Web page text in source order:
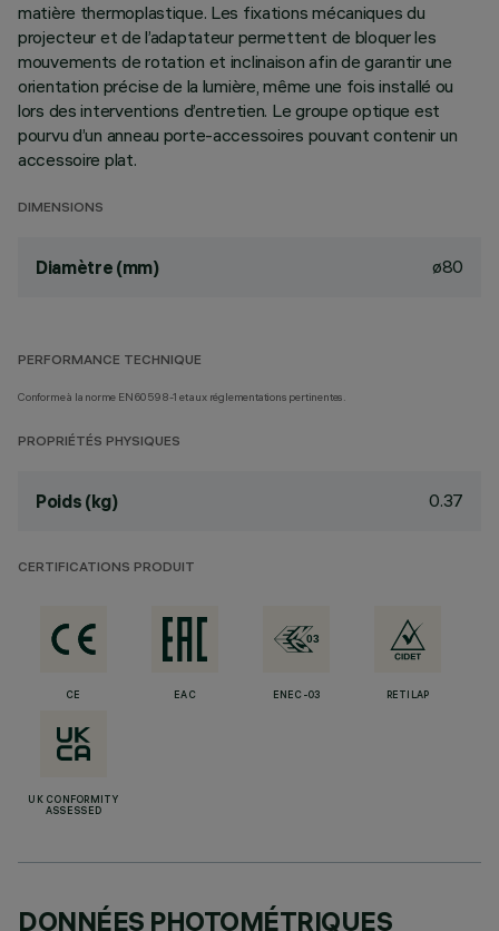
matière thermoplastique. Les fixations mécaniques du
projecteur et de l’adaptateur permettent de bloquer les
mouvements de rotation et inclinaison afin de garantir une
orientation précise de la lumière, même une fois installé ou
lors des interventions d’entretien. Le groupe optique est
pourvu d’un anneau porte-accessoires pouvant contenir un
accessoire plat.
DIMENSIONS
Diamètre (mm) ø80
PERFORMANCE TECHNIQUE
Conforme à la norme EN60598-1 et aux réglementations pertinentes.
PROPRIÉTÉS PHYSIQUES
Poids (kg) 0.37
CERTIFICATIONS PRODUIT
CE EAC ENEC-03 RETILAP
UK CONFORMITY
ASSESSED
DONNÉES PHOTOMÉTRIQUES